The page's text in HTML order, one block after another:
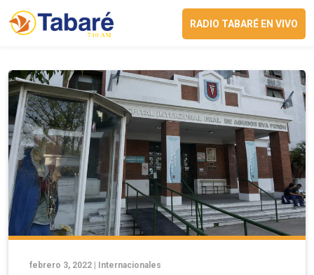
RADIO TABARÉ EN VIVO
febrero 3, 2022 | Internacionales